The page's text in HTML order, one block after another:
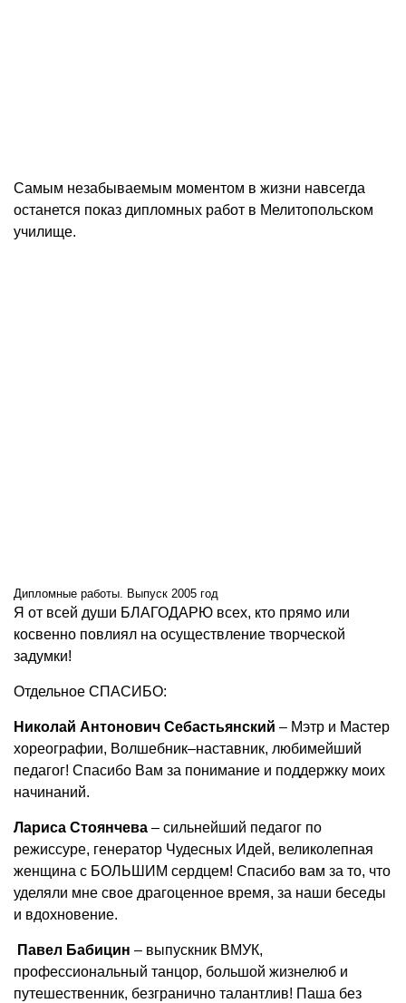
Самым незабываемым моментом в жизни навсегда
останется показ дипломных работ в Мелитопольском
училище.
Дипломные работы. Выпуск 2005 год
Я от всей души БЛАГОДАРЮ всех, кто прямо или
косвенно повлиял на осуществление творческой
задумки!
Отдельное СПАСИБО:
Николай Антонович Себастьянский – Мэтр и Мастер
хореографии, Волшебник–наставник, любимейший
педагог! Спасибо Вам за понимание и поддержку моих
начинаний.
Лариса Стоянчева – сильнейший педагог по
режиссуре, генератор Чудесных Идей, великолепная
женщина с БОЛЬШИМ сердцем! Спасибо вам за то, что
уделяли мне свое драгоценное время, за наши беседы
и вдохновение.
Павел Бабицин – выпускник ВМУК,
профессиональный танцор, большой жизнелюб и
путешественник, безгранично талантлив! Паша без